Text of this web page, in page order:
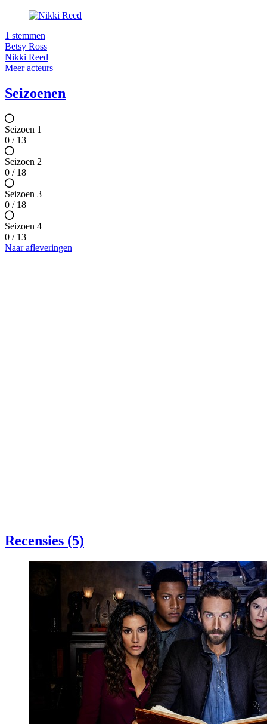
1 stemmen
Betsy Ross
Nikki Reed
Meer acteurs
Seizoenen
Seizoen 1
0 / 13
Seizoen 2
0 / 18
Seizoen 3
0 / 18
Seizoen 4
0 / 13
Naar afleveringen
Recensies (5)